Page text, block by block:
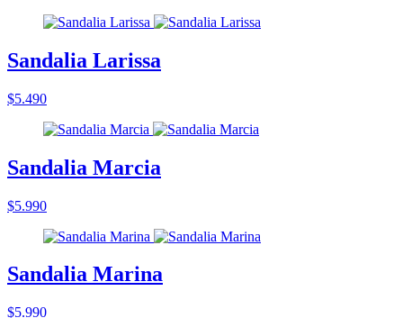
Sandalia Larissa
$5.490
Sandalia Marcia
$5.990
Sandalia Marina
$5.990